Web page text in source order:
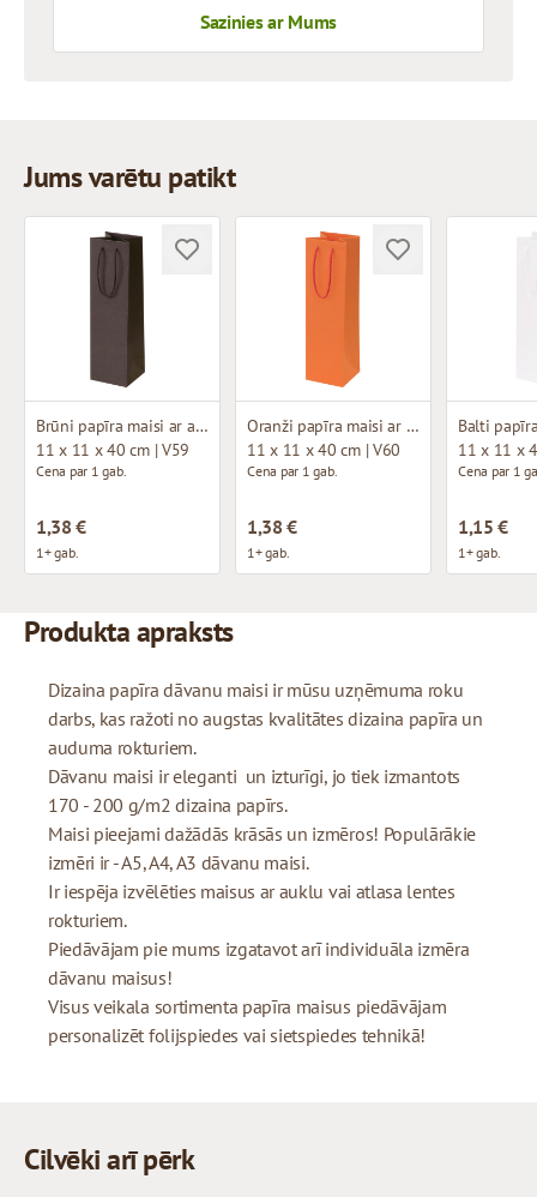
Sazinies ar Mums
Jums varētu patikt
Brūni papīra maisi ar auduma rokturiem
11 x 11 x 40 cm | V59
Cena par 1 gab.
1,38 €
1+ gab.
Oranži papīra maisi ar auduma rokturiem
11 x 11 x 40 cm | V60
Cena par 1 gab.
1,38 €
1+ gab.
11 x 11 x
Cena par 1
1,15 €
1+ gab.
Produkta apraksts
Dizaina papīra dāvanu maisi ir mūsu uzņēmuma roku
darbs, kas ražoti no augstas kvalitātes dizaina papīra un
auduma rokturiem.
Dāvanu maisi ir eleganti un izturīgi, jo tiek izmantots
170 - 200 g/m2 dizaina papīrs.
Maisi pieejami dažādās krāsās un izmēros! Populārākie
izmēri ir - A5, A4, A3 dāvanu maisi.
Ir iespēja izvēlēties maisus ar auklu vai atlasa lentes
rokturiem.
Piedāvājam pie mums izgatavot arī individuāla izmēra
dāvanu maisus!
Visus veikala sortimenta papīra maisus piedāvājam
personalizēt folijspiedes vai sietspiedes tehnikā!
Cilvēki arī pērk